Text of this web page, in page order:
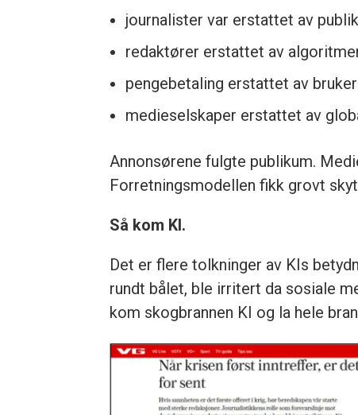
journalister var erstattet av
redaktører erstattet av
pengebetaling erstattet av
medieselskaper erstattet av
Annonsørene fulgte publikum.
Forretningsmodellen fikk grovt
Så kom KI.
Det er flere tolkninger av KIs
rundt bålet, ble irritert da sosiale
kom skogbrannen KI og la hele